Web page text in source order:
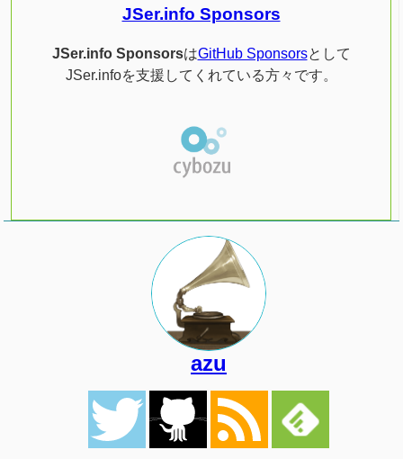
JSer.info Sponsors
JSer.info SponsorsはGitHub Sponsorsとして
JSer.infoを支援してくれている方々です。
azu